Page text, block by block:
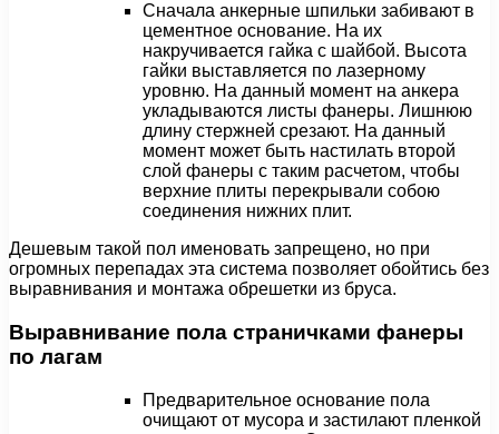
Сначала анкерные шпильки забивают в
цементное основание. На их
накручивается гайка с шайбой. Высота
гайки выставляется по лазерному
уровню. На данный момент на анкера
укладываются листы фанеры. Лишнюю
длину стержней срезают. На данный
момент может быть настилать второй
слой фанеры с таким расчетом, чтобы
верхние плиты перекрывали собою
соединения нижних плит.
Дешевым такой пол именовать запрещено, но при
огромных перепадах эта система позволяет обойтись без
выравнивания и монтажа обрешетки из бруса.
Выравнивание пола страничками фанеры
по лагам
Предварительное основание пола
очищают от мусора и застилают пленкой